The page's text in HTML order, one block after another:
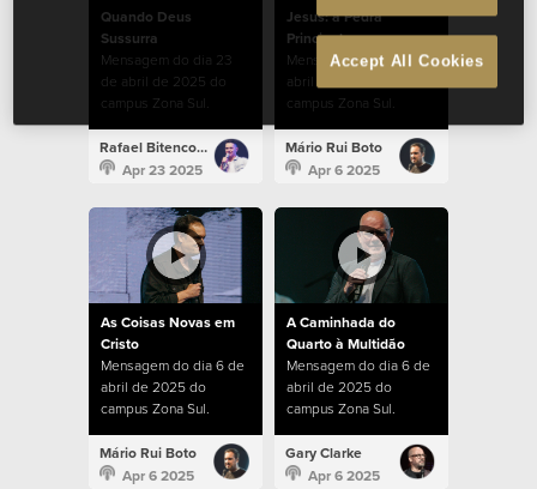
Quando Deus
Sussurra
Mensagem do dia 23
de abril de 2025 do
campus Zona Sul.
Rafael Bitencourt
Apr 23 2025
Jesus: a Pedra
Principal
Mensagem do dia 6 de
abril de 2025 do
campus Zona Sul.
Mário Rui Boto
Apr 6 2025
As Coisas Novas em
Cristo
Mensagem do dia 6 de
abril de 2025 do
campus Zona Sul.
Mário Rui Boto
Apr 6 2025
A Caminhada do
Quarto à Multidão
Mensagem do dia 6 de
abril de 2025 do
campus Zona Sul.
Gary Clarke
Apr 6 2025
Accept All Cookies